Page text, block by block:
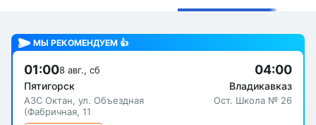
МЫ РЕКОМЕНДУЕМ 👍
01:008 авг., сб
Пятигорск
АЗС Октан, ул. Объездная
(Фабричная, 11
04:00
Владикавказ
Ост. Школа № 26